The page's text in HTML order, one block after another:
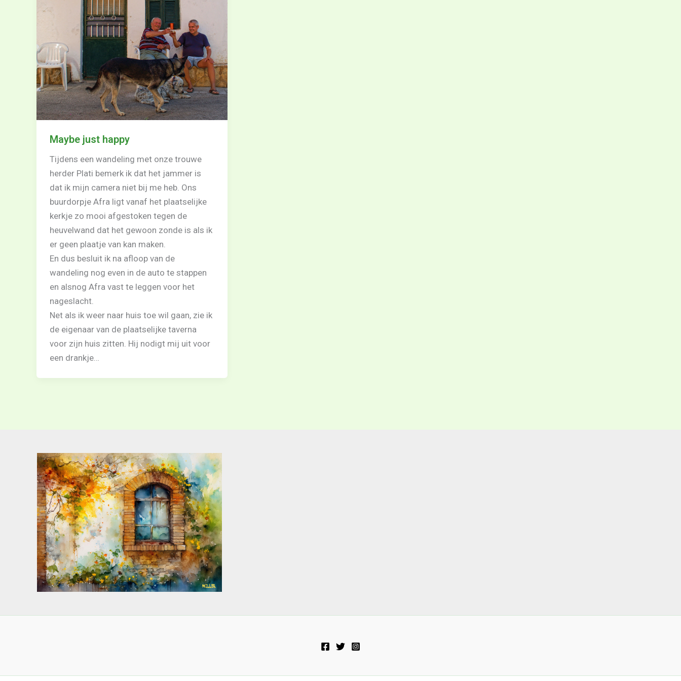
Maybe just happy
Tijdens een wandeling met onze trouwe
herder Plati bemerk ik dat het jammer is
dat ik mijn camera niet bij me heb. Ons
buurdorpje Afra ligt vanaf het plaatselijke
kerkje zo mooi afgestoken tegen de
heuvelwand dat het gewoon zonde is als ik
er geen plaatje van kan maken.
En dus besluit ik na afloop van de
wandeling nog even in de auto te stappen
en alsnog Afra vast te leggen voor het
nageslacht.
Net als ik weer naar huis toe wil gaan, zie ik
de eigenaar van de plaatselijke taverna
voor zijn huis zitten. Hij nodigt mij uit voor
een drankje…